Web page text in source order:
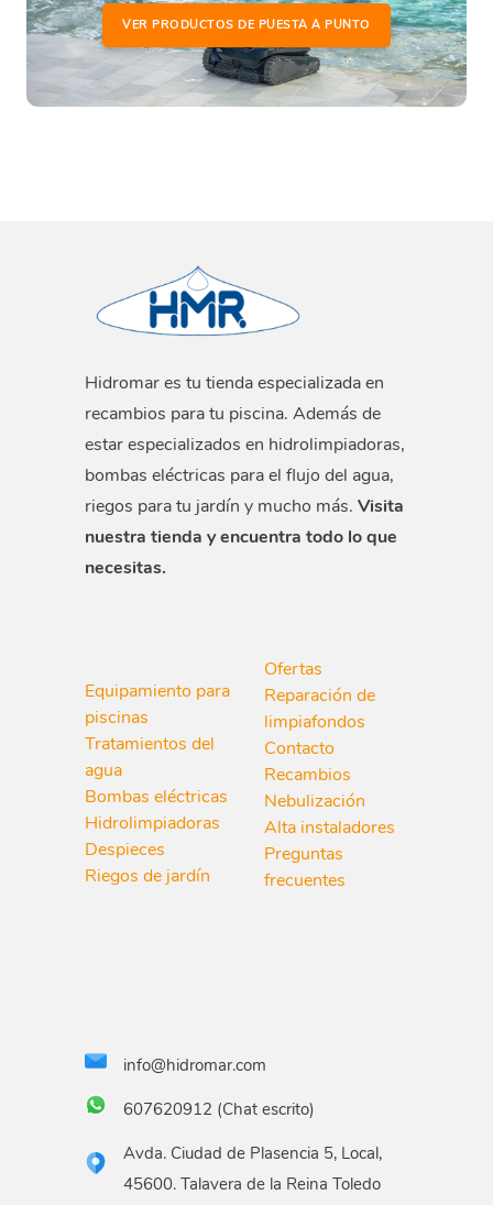
VER PRODUCTOS DE PUESTA A PUNTO
Hidromar es tu tienda especializada en
recambios para tu piscina. Además de
estar especializados en hidrolimpiadoras,
bombas eléctricas para el flujo del agua,
riegos para tu jardín y mucho más. Visita
nuestra tienda y encuentra todo lo que
necesitas.
Equipamiento para
piscinas
Tratamientos del
agua
Bombas eléctricas
Hidrolimpiadoras
Despieces
Riegos de jardín
Ofertas
Reparación de
limpiafondos
Contacto
Recambios
Nebulización
Alta instaladores
Preguntas
frecuentes
info@hidromar.com
607620912 (Chat escrito)
Avda. Ciudad de Plasencia 5, Local,
45600. Talavera de la Reina Toledo